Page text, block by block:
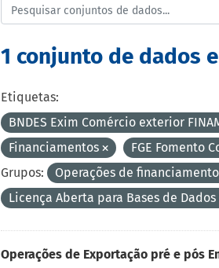
1 conjunto de dados
Etiquetas:
BNDES Exim Comércio exterior
Financiamentos
FGE Fomento
Grupos:
Operações de
Licença Aberta para Bases de
Operações de Exportação pré e pós